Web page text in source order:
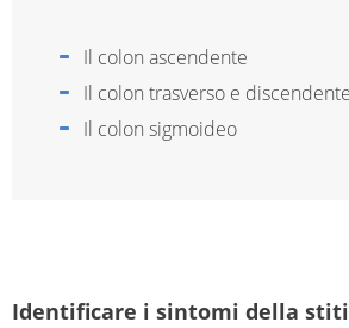
Il colon ascendente
Il colon trasverso e discendente
Il colon sigmoideo
Identificare i sintomi della